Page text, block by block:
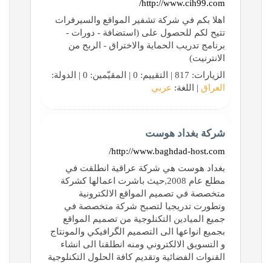
http://www.cih99.com/
اهلا بكم في شركة تشفير المواقع والسيرفرات
تتيح لكم للحصول على (استضافة - دورات -
برنامج تدريب الحماية والاختراق - الربح من
الانترنيت)
الزيارات: 817 | التقييم: 0 | المقيّمين: 0 | الدولة:
العراق | اللغة: عربي
شركة بغداد هوست
http://www.baghdad-host.com/
بغداد هوست هي شركة عراقية انطلقت في
مطلع عام 2008,حيث باشرت اعمالها كشركة
متخصصة في تصميم المواقع الالكترونية
وتطورت تدريجيا لتصبح شركة متخصصة في
جميع الميادين التكنلوجية من تصميم المواقع
بجميع انواعها الى التصميم الگرافيكي والمونتاج
و التسويق الالكتروني ومنه انطلقنا الى انشاء
القنوات الفضائية وتقديم كافة الحلول التكنلوجية